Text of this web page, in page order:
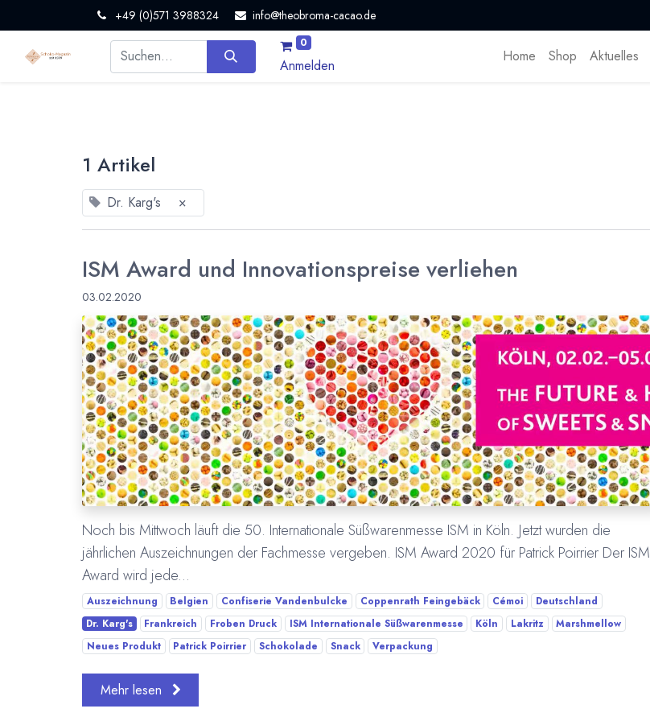
+49 (0)571 3988324 info@theobroma-cacao.de
0
Anmelden
Home Shop Aktuelles
1 Artikel
Dr. Karg's ×
ISM Award und Innovationspreise verliehen
03.02.2020
Noch bis Mittwoch läuft die 50. Internationale Süßwarenmesse ISM in Köln. Jetzt wurden die
jährlichen Auszeichnungen der Fachmesse vergeben. ISM Award 2020 für Patrick Poirrier Der ISM
Award wird jede...
Auszeichnung Belgien Confiserie Vandenbulcke Coppenrath Feingebäck Cémoi
Deutschland
Dr. Karg's
Frankreich Froben Druck ISM Internationale Süßwarenmesse Köln Lakritz
Marshmellow
Neues Produkt
Patrick Poirrier Schokolade Snack Verpackung
Mehr lesen